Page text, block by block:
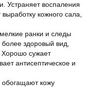
Устраняет воспаления
кожного сала,
ранки и следы
здоровый вид,
Хорошо сужает
антисептическое и
обогащают кожу